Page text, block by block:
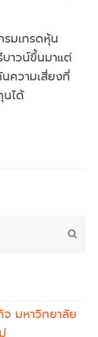
รมเทรดหุ้น
บาวน์ขึ้นมาแต่
ความเสี่ยงที่
ได้
จ มหาวิทยาลัย